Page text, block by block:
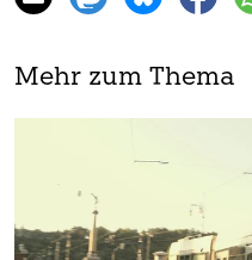
Mehr zum Thema